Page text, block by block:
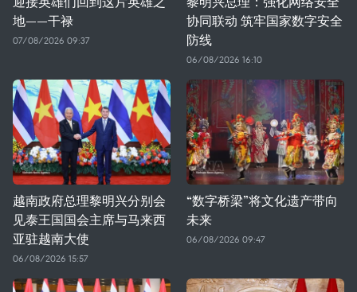
地——干禄
07/08/2026 09:37
协同联动 筑牢国家数字安全
防线
06/08/2026 16:10
越南政府总理黎明兴分别会
见泰王国国会主席与马来西
亚驻越南大使
06/08/2026 15:57
“数字桥梁”将文化遗产带向
未来
06/08/2026 09:47